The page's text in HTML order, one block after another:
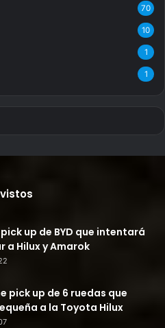
70
10
1
1
up de BYD que intentará
a Hilux y Amarok
pick up de 6 ruedas que
a la Toyota Hilux